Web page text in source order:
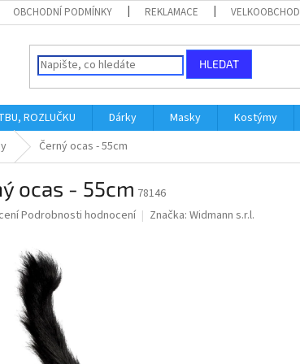
OBCHODNÍ PODMÍNKY REKLAMACE VELKOOBCHOD
HLEDAT
ROZLUČKU Dárky Masky Kostýmy
Černý ocas - 55cm
ocas - 55cm 78146
Podrobnosti hodnocení Značka: Widmann s.r.l.